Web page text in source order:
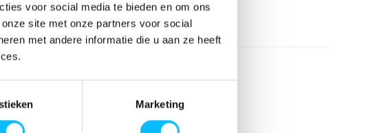
voor social media te bieden en om ons
site met onze partners voor social
met andere informatie die u aan ze heeft
Marketing
Bekijk maattabel